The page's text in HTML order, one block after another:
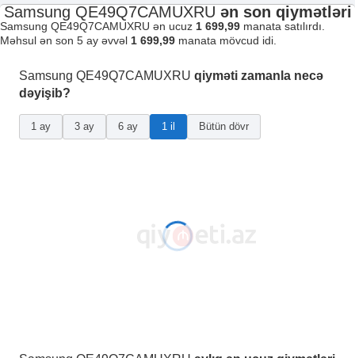
Samsung QE49Q7CAMUXRU ən son qiymətləri
Samsung QE49Q7CAMUXRU ən ucuz 1 699,99 manata satılırdı.
Məhsul ən son 5 ay əvvəl 1 699,99 manata mövcud idi.
Samsung QE49Q7CAMUXRU qiyməti zamanla necə
dəyişib?
1 ay 3 ay 6 ay 1 il Bütün dövr